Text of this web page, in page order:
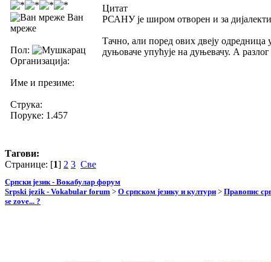
Ван
мреже
Пол:
Организација:
Име и презиме:
Струка:
Поруке: 1.457
Цитат
РСАНУ је широм отворен и за
Тачно, али поред ових двеју
дуњоваче упућује на дуњевачу. А
Тагови:
Странице: [1] 2 3 Све
Српски језик - Вокабулар форум
Srpski jezik - Vokabular forum > О српском језику и култури > Правопис
se zove... ?